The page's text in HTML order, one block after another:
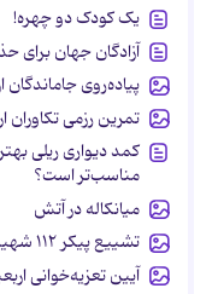
یک کودک دو چهره!
آزادگان جهان برای
پیاده‌روی
تمرین رزمی تکاوران
کمد دیواری ریلی
مناسب‌تر است؟
میانکاله در آتش
تشییع پیکر ۱۱۲ شهید در غزه پس از ۳ سال زیر آوار ماندن
آیین تعزیه‌خوانی